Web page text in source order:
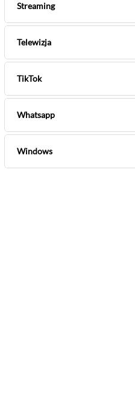
Streaming
Telewizja
TikTok
Whatsapp
Windows